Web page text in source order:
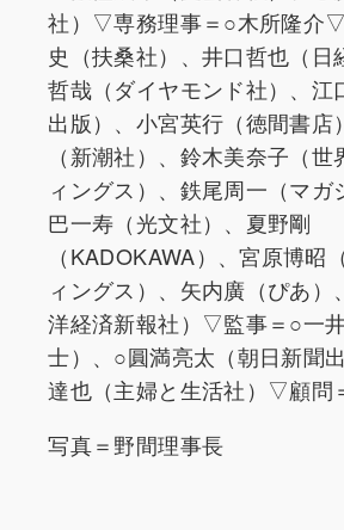
社）▽専務理事＝○木所隆介
史（扶桑社）、井口哲也（日
哲哉（ダイヤモンド社）、江
出版）、小宮英行（徳間書店
（新潮社）、鈴木美奈子（
ィングス）、鉄尾周一（マガ
巴一寿（光文社）、夏野剛
（KADOKAWA）、宮原博昭
ィングス）、矢内廣（ぴあ）
洋経済新報社）▽監事＝○一
士）、○圓満亮太（朝日新聞
達也（主婦と生活社）▽顧問
写真＝野間理事長